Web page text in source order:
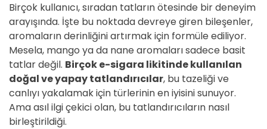
Birçok kullanıcı, sıradan tatların ötesinde bir deneyim
arayışında. İşte bu noktada devreye giren bileşenler,
aromaların derinliğini artırmak için formüle ediliyor.
Mesela, mango ya da nane aromaları sadece basit
tatlar değil. Birçok e-sigara likitinde kullanılan
doğal ve yapay tatlandırıcılar, bu tazeliği ve
canlıyı yakalamak için türlerinin en iyisini sunuyor.
Ama asıl ilgi çekici olan, bu tatlandırıcıların nasıl
birleştirildiği.